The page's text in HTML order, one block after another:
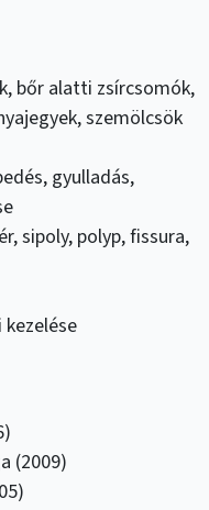
bőr alatti zsírcsomók,
szemölcsök
gyulladás,
sipoly, polyp, fissura,
(2009)